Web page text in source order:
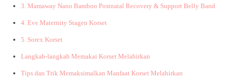
3. Mamaway Nano Bamboo Postnatal Recovery & Support Belly Band
4. Eve Maternity Stagen Korset
5. Sorex Korset
Langkah-langkah Memakai Korset Melahirkan
Tips dan Trik Memaksimalkan Manfaat Korset Melahirkan